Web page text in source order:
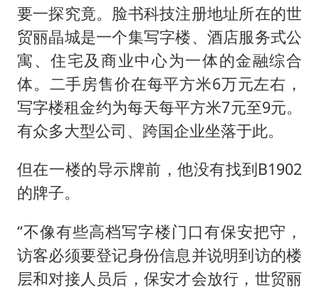
要一探究竟。脸书科技注册地址所在的世
贸丽晶城是一个集写字楼、酒店服务式公
寓、住宅及商业中心为一体的金融综合
体。二手房售价在每平方米6万元左右，
写字楼租金约为每天每平方米7元至9元。
有众多大型公司、跨国企业坐落于此。
但在一楼的导示牌前，他没有找到B1902
的牌子。
“不像有些高档写字楼门口有保安把守，
访客必须要登记身份信息并说明到访的楼
层和对接人员后，保安才会放行，世贸丽